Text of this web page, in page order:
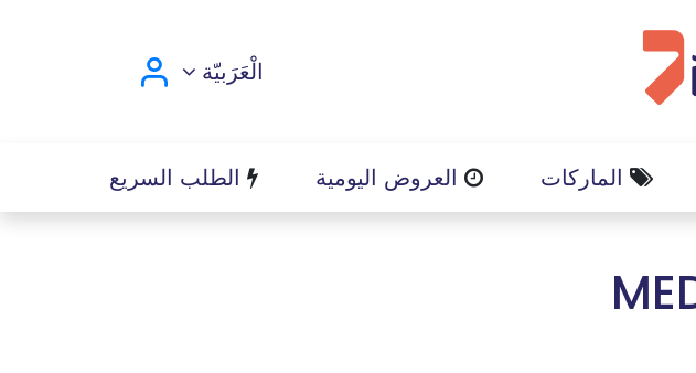
الْعَرَبيّة
الماركات العروض اليومية الطلب السريع